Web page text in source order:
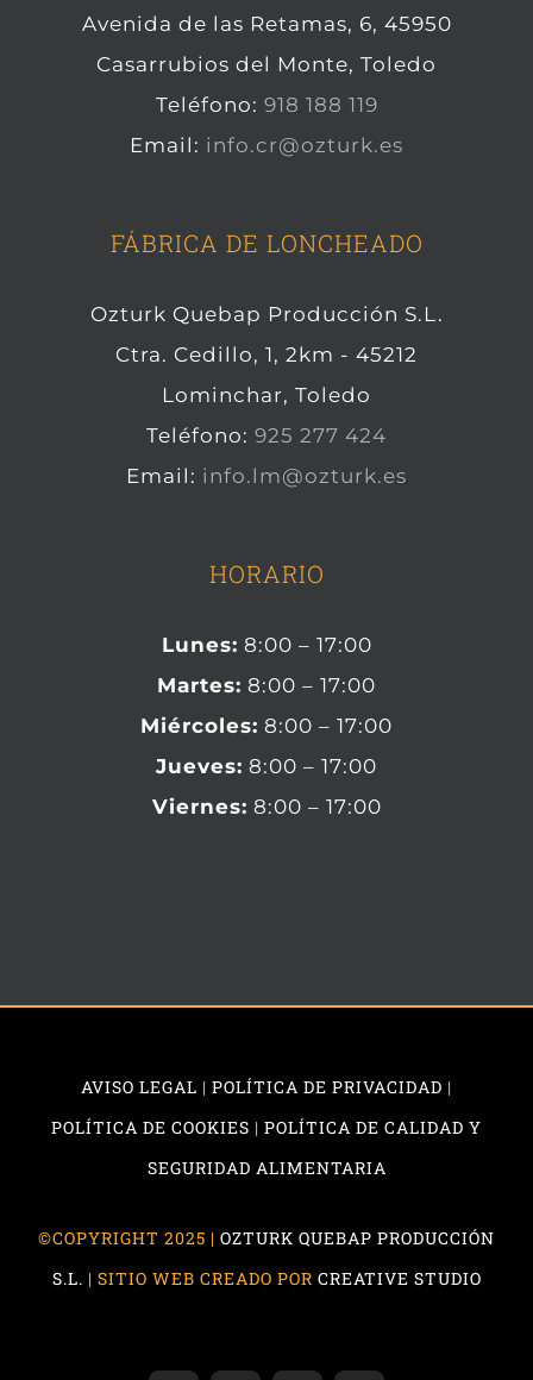
Avenida de las Retamas, 6, 45950
Casarrubios del Monte, Toledo
Teléfono: 918 188 119
Email: info.cr@ozturk.es
FÁBRICA DE LONCHEADO
Ozturk Quebap Producción S.L.
Ctra. Cedillo, 1, 2km - 45212
Lominchar, Toledo
Teléfono: 925 277 424
Email: info.lm@ozturk.es
HORARIO
Lunes: 8:00 – 17:00
Martes: 8:00 – 17:00
Miércoles: 8:00 – 17:00
Jueves: 8:00 – 17:00
Viernes: 8:00 – 17:00
AVISO LEGAL | POLÍTICA DE PRIVACIDAD |
POLÍTICA DE COOKIES | POLÍTICA DE CALIDAD Y
SEGURIDAD ALIMENTARIA
©COPYRIGHT 2025 | OZTURK QUEBAP PRODUCCIÓN
S.L. | SITIO WEB CREADO POR CREATIVE STUDIO